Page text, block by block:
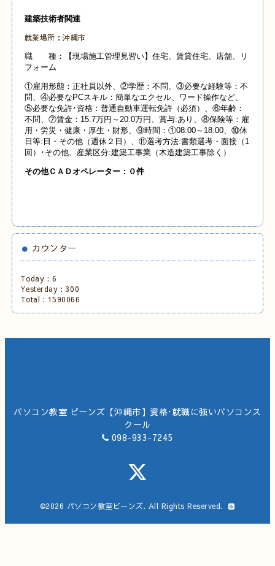
建築技術者関連
就業場所：沖縄市
職 種：【現場施工管理見習い】住宅、賃貸住宅、店舗、リ
フォーム
①雇用形態：正社員以外、②学歴：不問、③必要な経験等：不
問、④必要なPCスキル：簡単なエクセル、ワード操作など、
⑤必要な免許･資格：普通自動車運転免許（必須）、⑥年齢：
不問、⑦賃金：15.7万円～20.0万円、賞与:あり、⑧保険等：雇
用・労災・健康・厚生・財形、⑨時間：①08:00～18:00、⑩休
日等:日・その他（週休２日）、⑪選考方法:書類選考・面接（1
回）･その他、産業区分:建築工事業（木造建築工事除く）
その他Ｃ ＡＤオペレーター：０件
カウンター
Today : 6
Yesterday : 300
Total : 1590066
パソコン教室 ビーンズ【沖縄市】資格･就職に強いパソコンス
クール
098-933-7245
©2026 パソコン教室ビーンズ. All Rights Reserved.